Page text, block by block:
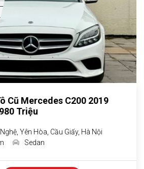
Cũ Mercedes C200 2019
Triệu
Yên Hòa, Cầu Giấy, Hà Nội
Sedan